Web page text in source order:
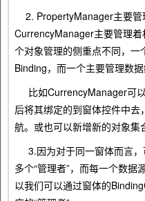
2. PropertyManager主要管
CurrencyManager主要管理
个对象管理的侧重点不同，
Binding，而一个主要管理数
比如CurrencyManager可
后将其绑定的到窗体控件中
航。或也可以新增新的对象集
3.因为对于同一窗体而言，
多个“管理者”，而每一个数据
以我们可以通过窗体的